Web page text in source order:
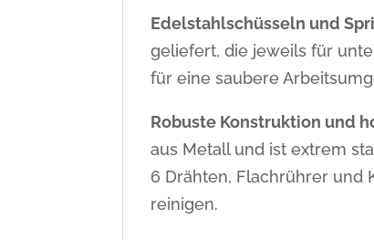
Edelstahlschüsseln und
geliefert, die jeweils für
für eine saubere
Robuste Konstruktion und
aus Metall und ist extrem
6 Drähten, Flachrührer und
reinigen.